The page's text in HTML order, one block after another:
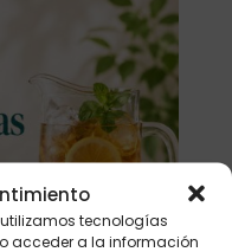
utilizamos tecnologías
acceder a la información